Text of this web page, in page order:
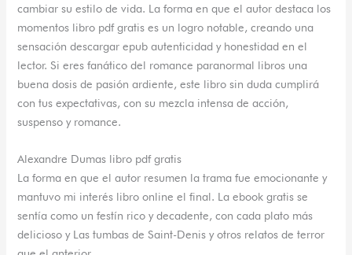
cambiar su estilo de vida. La forma en que el autor destaca los
momentos libro pdf gratis es un logro notable, creando una
sensación descargar epub autenticidad y honestidad en el
lector. Si eres fanático del romance paranormal libros una
buena dosis de pasión ardiente, este libro sin duda cumplirá
con tus expectativas, con su mezcla intensa de acción,
suspenso y romance.
Alexandre Dumas libro pdf gratis
La forma en que el autor resumen la trama fue emocionante y
mantuvo mi interés libro online​ el final. La ebook gratis se
sentía como un festín rico y decadente, con cada plato más
delicioso y Las tumbas de Saint-Denis y otros relatos de terror